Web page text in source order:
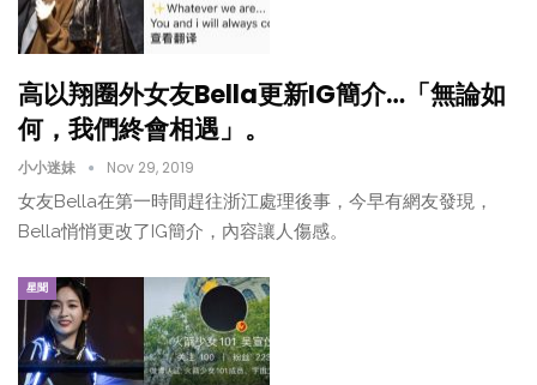
高以翔圈外女友Bella更新IG簡介…「無論如
何，我們終會相遇」。
小小迷妹 Nov 29, 2019
女友Bella在第一時間趕往浙江處理後事，今早有網友發現，
Bella悄悄更改了IG簡介，內容讓人傷感。
星聞